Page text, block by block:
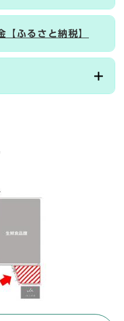
【ふるさと納税】